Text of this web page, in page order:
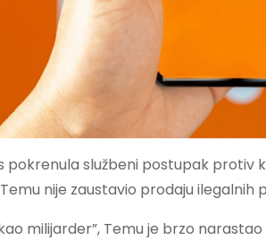
pokrenula službeni postupak protiv
Temu nije zaustavio prodaju
milijarder”, Temu je brzo